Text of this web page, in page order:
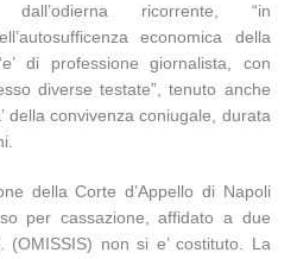
ricorrente, “in
economica della
di professione giornalista, con
diverse testate”, tenuto anche
della convivenza coniugale, durata
della Corte d’Appello di Napoli
per cassazione, affidato a due
(OMISSIS) non si e’ costituto. La